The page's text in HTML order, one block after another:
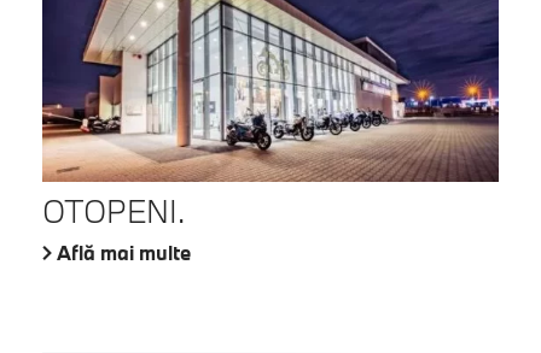
OTOPENI.
Află mai multe